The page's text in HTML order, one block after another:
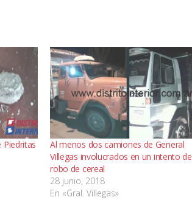
Al menos dos camiones de General
Villegas involucrados en un intento de
robo de cereal
28 junio, 2018
En «Gral. Villegas»